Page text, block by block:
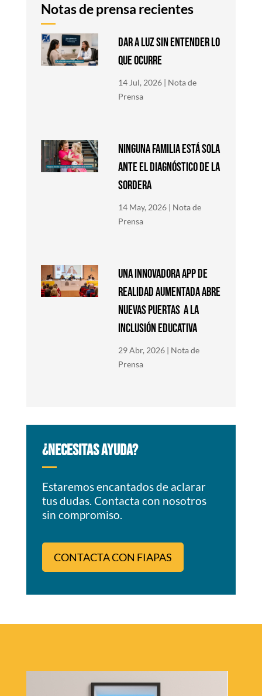
DAR A LUZ SIN ENTENDER LO
QUE OCURRE
14 Jul, 2026 | Nota de
Prensa
NINGUNA FAMILIA ESTÁ SOLA
ANTE EL DIAGNÓSTICO DE LA
SORDERA
14 May, 2026 | Nota de
Prensa
Una innovadora app de
Realidad Aumentada abre
nuevas puertas a la
inclusión educativa
29 Abr, 2026 | Nota de
Prensa
Notas de prensa recientes
¿NECESITAS AYUDA?
Estaremos encantados de aclarar
tus dudas. Contacta con nosotros
sin compromiso.
CONTACTA CON FIAPAS